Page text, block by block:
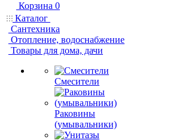
Корзина 0
Каталог
Сантехника
Отопление, водоснабжение
Товары для дома, дачи
Смесители
Раковины
(умывальники)